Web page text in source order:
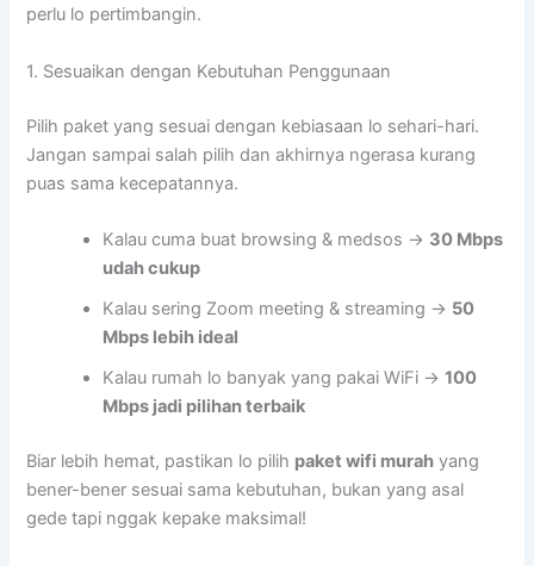
perlu lo pertimbangin.
1. Sesuaikan dengan Kebutuhan Penggunaan
Pilih paket yang sesuai dengan kebiasaan lo sehari-hari.
Jangan sampai salah pilih dan akhirnya ngerasa kurang
puas sama kecepatannya.
Kalau cuma buat browsing & medsos → 30 Mbps
udah cukup
Kalau sering Zoom meeting & streaming → 50
Mbps lebih ideal
Kalau rumah lo banyak yang pakai WiFi →100
Mbps jadi pilihan terbaik
Biar lebih hemat, pastikan lo pilih paket wifi murah yang
bener-bener sesuai sama kebutuhan, bukan yang asal
gede tapi nggak kepake maksimal!